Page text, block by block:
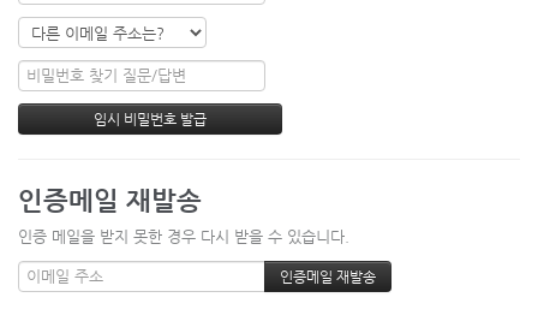
인증메일 재발송
인증 메일을 받지 못한 경우 다시 받을 수 있습니다.